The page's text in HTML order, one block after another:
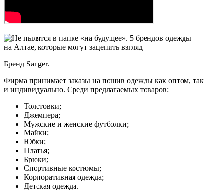
Бренд Sanger.
Фирма принимает заказы на пошив одежды как оптом, так
и индивидуально. Среди предлагаемых товаров:
Толстовки;
Джемпера;
Мужские и женские футболки;
Майки;
Юбки;
Платья;
Брюки;
Спортивные костюмы;
Корпоративная одежда;
Детская одежда.